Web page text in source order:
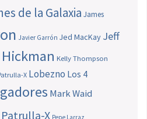
de la Galaxia James
Javier Garrón Jed MacKay Jeff
Kelly Thompson
X Lobezno Los 4
Mark Waid
Patrulla-X Pepe Larraz